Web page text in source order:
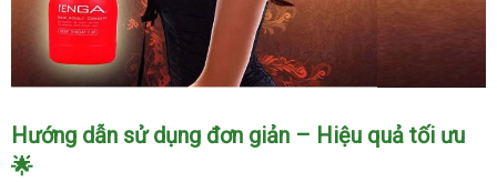
Âm
Đạo
Giả
Hướng dẫn sử dụng đơn giản – Hiệu quả tối ưu
🌟